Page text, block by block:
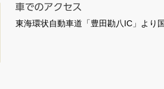
東海環状自動車道「豊田勘八IC」より